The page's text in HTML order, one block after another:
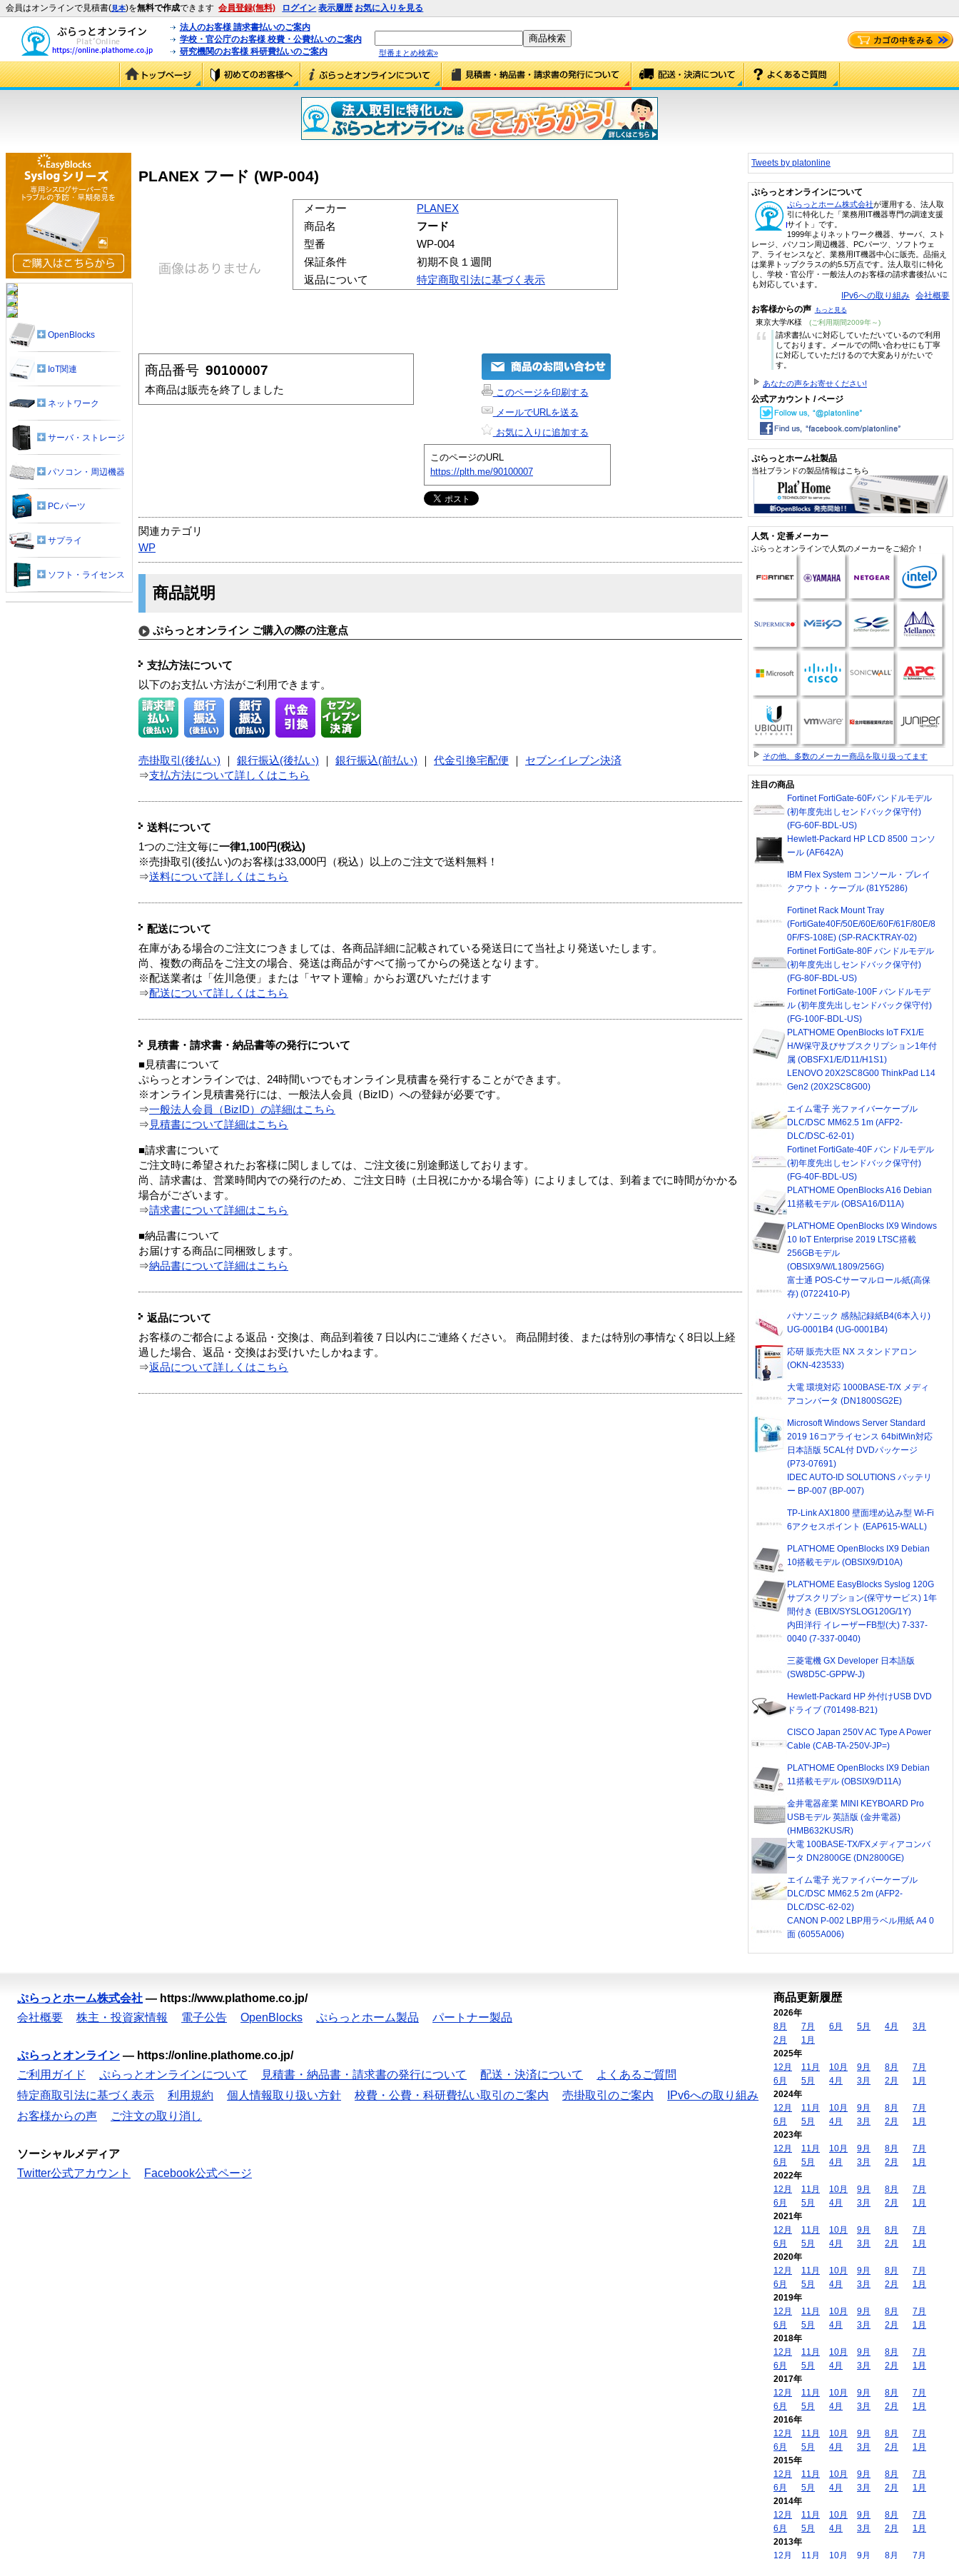
会員はオンラインで見積書(見本)を無料で作成できます 会員登録(無料) ログイン 表示履歴 お気に入りを見る
法人のお客様 請求書払いのご案内
学校・官公庁のお客様 校費・公費払いのご案内
研究機関のお客様 科研費払いのご案内
型番まとめ検索»
PLANEX フード (WP-004)
メーカー
PLANEX
商品名
フード
型番
WP-004
保証条件
初期不良１週間
返品について
特定商取引法に基づく表示
商品番号 90100007
本商品は販売を終了しました
このページを印刷する
メールでURLを送る
お気に入りに追加する
このページのURL
https://plth.me/90100007
関連カテゴリ
WP
商品説明
ぷらっとオンライン ご購入の際の注意点
支払方法について
以下のお支払い方法がご利用できます。
売掛取引(後払い) 銀行振込(後払い) 銀行振込(前払い) 代金引換宅配便
セブンイレブン決済
⇒支払方法について詳しくはこちら
送料について
1つのご注文毎に一律1,100円(税込)
※売掛取引(後払い)のお客様は33,000円（税込）以上のご注文で送料無料！
⇒送料について詳しくはこちら
配送について
在庫がある場合のご注文につきましては、各商品詳細に記載されている発送日にて当社より発送いたします。
尚、複数の商品をご注文の場合、発送は商品がすべて揃ってからの発送となります。
※配送業者は「佐川急便」または「ヤマト運輸」からお選びいただけます
⇒配送について詳しくはこちら
見積書・請求書・納品書等の発行について
■見積書について
ぷらっとオンラインでは、24時間いつでもオンライン見積書を発行することができます。
※オンライン見積書発行には、一般法人会員（BizID）への登録が必要です。
⇒一般法人会員（BizID）の詳細はこちら
⇒ 見積書について詳細はこちら
■請求書について
ご注文時に希望されたお客様に関しましては、ご注文後に別途郵送しております。
尚、請求書は、営業時間内での発行のため、ご注文日時（土日祝にかかる場合等）によりましては、到着までに時間がかかる
場合がございます。
⇒請求書について詳細はこちら
■納品書について
お届けする商品に同梱致します。
⇒納品書について詳細はこちら
返品について
お客様のご都合による返品・交換は、商品到着後７日以内にご連絡ください。 商品開封後、または特別の事情なく8日以上経
過した場合、返品・交換はお受けいたしかねます。
⇒返品について詳しくはこちら
OpenBlocks
IoT関連
ネットワーク
サーバ・ストレージ
パソコン・周辺機器
PCパーツ
サプライ
ソフト・ライセンス
Tweets by platonline
ぷらっとオンラインについて
ぷらっとホーム株式会社が運用する、法人取
引に特化した「業務用IT機器専門の調達支援
サイト」です。
1999年よりネットワーク機器、サーバ、スト
レージ、パソコン周辺機器、PCパーツ、ソフトウェ
ア、ライセンスなど、業務用IT機器中心に販売。品揃え
は業界トップクラスの約5.5万点です。法人取引に特化
し、学校・官公庁・一般法人のお客様の請求書後払いに
も対応しています。
IPv6への取り組み 会社概要
お客様からの声 もっと見る
東京大学/K様 (ご利用期間2009年～)
“
請求書払いに対応していただいているので利用
しております。メールでの問い合わせにも丁寧
に対応していただけるので大変ありがたいで
す。
あなたの声をお寄せください!
公式アカウント / ページ
ぷらっとホーム社製品
当社ブランドの製品情報はこちら
人気・定番メーカー
ぷらっとオンラインで人気のメーカーをご紹介！
その他、多数のメーカー商品を取り扱ってます
注目の商品
Fortinet FortiGate-60Fバンドルモデル
(初年度先出しセンドバック保守付)
(FG-60F-BDL-US)
Hewlett-Packard HP LCD 8500 コンソ
ール (AF642A)
IBM Flex System コンソール・ブレイ
クアウト・ケーブル (81Y5286)
Fortinet Rack Mount Tray
(FortiGate40F/50E/60E/60F/61F/80E/8
0F/FS-108E) (SP-RACKTRAY-02)
Fortinet FortiGate-80F バンドルモデル
(初年度先出しセンドバック保守付)
(FG-80F-BDL-US)
Fortinet FortiGate-100F バンドルモデ
ル (初年度先出しセンドバック保守付)
(FG-100F-BDL-US)
PLAT'HOME OpenBlocks IoT FX1/E
H/W保守及びサブスクリプション1年付
属 (OBSFX1/E/D11/H1S1)
LENOVO 20X2SC8G00 ThinkPad L14
Gen2 (20X2SC8G00)
エイム電子 光ファイバーケーブル
DLC/DSC MM62.5 1m (AFP2-
DLC/DSC-62-01)
Fortinet FortiGate-40F バンドルモデル
(初年度先出しセンドバック保守付)
(FG-40F-BDL-US)
PLAT'HOME OpenBlocks A16 Debian
11搭載モデル (OBSA16/D11A)
PLAT'HOME OpenBlocks IX9 Windows
10 IoT Enterprise 2019 LTSC搭載
256GBモデル
(OBSIX9/W/L1809/256G)
富士通 POS-Cサーマルロール紙(高保
存) (0722410-P)
パナソニック 感熱記録紙B4(6本入り)
UG-0001B4 (UG-0001B4)
応研 販売大臣 NX スタンドアロン
(OKN-423533)
大電 環境対応 1000BASE-T/X メディ
アコンバータ (DN1800SG2E)
Microsoft Windows Server Standard
2019 16コアライセンス 64bitWin対応
日本語版 5CAL付 DVDパッケージ
(P73-07691)
IDEC AUTO-ID SOLUTIONS バッテリ
ー BP-007 (BP-007)
TP-Link AX1800 壁面埋め込み型 Wi-Fi
6アクセスポイント (EAP615-WALL)
PLAT'HOME OpenBlocks IX9 Debian
10搭載モデル (OBSIX9/D10A)
PLAT'HOME EasyBlocks Syslog 120G
サブスクリプション(保守サービス) 1年
間付き (EBIX/SYSLOG120G/1Y)
内田洋行 イレーザーFB型(大) 7-337-
0040 (7-337-0040)
三菱電機 GX Developer 日本語版
(SW8D5C-GPPW-J)
Hewlett-Packard HP 外付けUSB DVD
ドライブ (701498-B21)
CISCO Japan 250V AC Type A Power
Cable (CAB-TA-250V-JP=)
PLAT'HOME OpenBlocks IX9 Debian
11搭載モデル (OBSIX9/D11A)
金井電器産業 MINI KEYBOARD Pro
USBモデル 英語版 (金井電器)
(HMB632KUS/R)
大電 100BASE-TX/FXメディアコンバ
ータ DN2800GE (DN2800GE)
エイム電子 光ファイバーケーブル
DLC/DSC MM62.5 2m (AFP2-
DLC/DSC-62-02)
CANON P-002 LBP用ラベル用紙 A4 0
面 (6055A006)
ぷらっとホーム株式会社 — https://www.plathome.co.jp/
会社概要
株主・投資家情報 電子公告 OpenBlocks ぷらっとホーム製品 パートナー製品
ぷらっとオンライン — https://online.plathome.co.jp/
ご利用ガイド
ぷらっとオンラインについて 見積書・納品書・請求書の発行について 配送・決済について
よくあるご質問
特定商取引法に基づく表示
利用規約 個人情報取り扱い方針 校費・公費・科研費払い取引のご案内 売掛取引のご案内
IPv6への取り組み
お客様からの声
ご注文の取り消し
ソーシャルメディア
Twitter公式アカウント
Facebook公式ページ
商品更新履歴
2026年
8月
7月 6月 5月 4月
3月
2月
1月
2025年
12月
11月 10月 9月 8月
7月
6月
5月 4月 3月 2月
1月
2024年
12月
11月 10月 9月 8月
7月
6月
5月 4月 3月 2月
1月
2023年
12月
11月 10月 9月 8月
7月
6月
5月 4月 3月 2月
1月
2022年
12月
11月 10月 9月 8月
7月
6月
5月 4月 3月 2月
1月
2021年
12月
11月 10月 9月 8月
7月
6月
5月 4月 3月 2月
1月
2020年
12月
11月 10月 9月 8月
7月
6月
5月 4月 3月 2月
1月
2019年
12月
11月 10月 9月 8月
7月
6月
5月 4月 3月 2月
1月
2018年
12月
11月 10月 9月 8月
7月
6月
5月 4月 3月 2月
1月
2017年
12月
11月 10月 9月 8月
7月
6月
5月 4月 3月 2月
1月
2016年
12月
11月 10月 9月 8月
7月
6月
5月 4月 3月 2月
1月
2015年
12月
11月 10月 9月 8月
7月
6月
5月 4月 3月 2月
1月
2014年
12月
11月 10月 9月 8月
7月
6月
5月 4月 3月 2月
1月
2013年
12月
11月 10月 9月 8月 7月